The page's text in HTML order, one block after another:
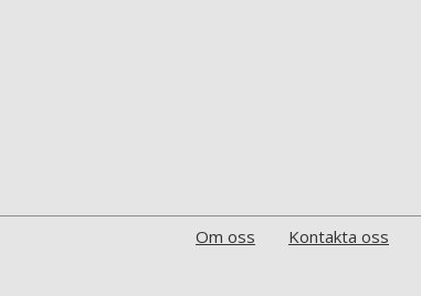
Om oss Kontakta oss